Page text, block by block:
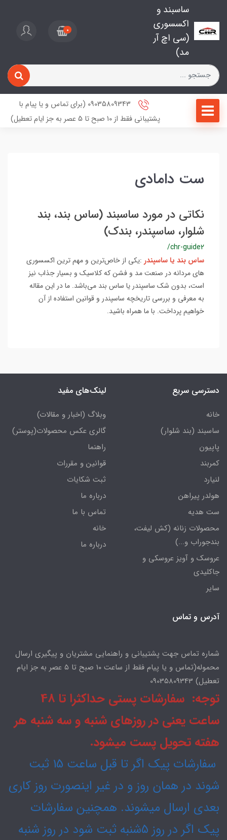
ساسبند و
اکسسوری
(سی اچ آر
مد)
0
09035809343 (برای تماس و یا پیام با
پشتیبانی فقط از 10 صبح تا 5 عصر به جز ایام تعطیل)
ست دامادی
نکاتی در مورد ساسبند (ساس بند، بند
شلوار، ساسپندر، بندک)
/chr-guide2
ساس بند یا ساسپندر :یکی از خاص‌ترین و مهم ترین اکسسوری
های مردانه در صنعت مد و فشن که کلاسیک و بسیار جذاب نیز
است، بدون شک ساسپندر یا ساس بند می‌باشد. ما در این مقاله
به معرفی و بررسی تاریخچه ساسپندر و قوانین استفاده از آن
خواهیم پرداخت. با ما همراه باشید.
دسترسی سریع
خانه
ساسبند (بند شلوار)
پاپیون
کمربند
لنیارد
هولدر پیراهن
ست هدیه
محصولات زنانه (کش لیفت،
بندجوراب و...)
عروسک و آویز عروسکی و
جاکلیدی
سایر
لینک‌های مفید
وبلاگ (اخبار و مقالات)
گالری عکس محصولات(پوستر)
راهنما
قوانین و مقررات
ثبت شکایات
درباره ما
تماس با ما
خانه
درباره ما
آدرس و تماس
شماره تماس جهت پشتیبانی و راهنمایی مشتریان و پیگیری ارسال
محموله(تماس و یا پیام فقط از ساعت ۱۰ صبح تا ۵ عصر به جز ایام
تعطیل) 09035809343
توجه: سفارشات پستی حداکثرا تا 48
ساعت یعنی در روزهای شنبه و سه شنبه هر
هفته تحویل پست میشود.
سفارشات پیک اگر تا قبل ساعت 15 ثبت
شوند در همان روز و در غیر اینصورت روز کاری
بعدی ارسال میشوند. همچنین سفارشات
پیک اگر در روز ۵شنبه ثبت شود در روز شنبه